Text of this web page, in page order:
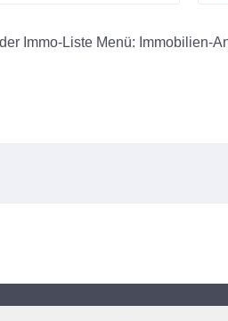
Immo-Liste Menü: Immobilien-